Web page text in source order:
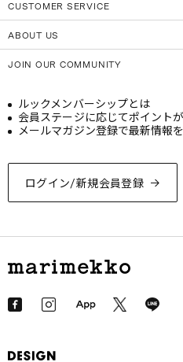
CUSTOMER SERVICE
ABOUT US
JOIN OUR COMMUNITY
ログイン/新規会員登録
ルックメンバーシップとは
会員ステージに応じてポイント
メールマガジン登録で最新情報